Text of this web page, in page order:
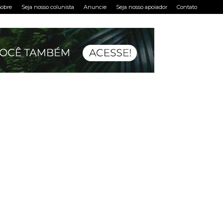
Seja nosso colunista Anuncie Seja nosso apoiador Contato